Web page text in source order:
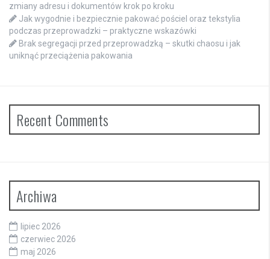
zmiany adresu i dokumentów krok po kroku
Jak wygodnie i bezpiecznie pakować pościel oraz tekstylia
podczas przeprowadzki – praktyczne wskazówki
Brak segregacji przed przeprowadzką – skutki chaosu i jak
uniknąć przeciążenia pakowania
Recent Comments
Archiwa
lipiec 2026
czerwiec 2026
maj 2026